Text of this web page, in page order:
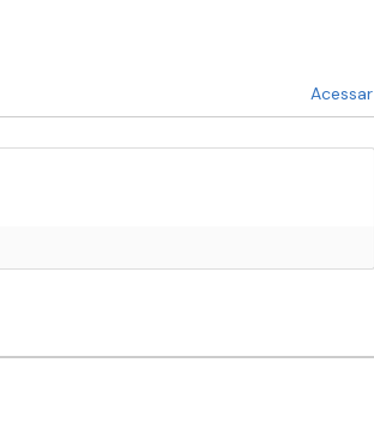
Acessar